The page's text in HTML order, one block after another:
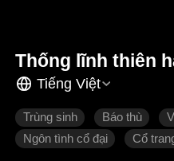
Thống lĩnh thiên
Tiếng Việt
Trùng sinh Báo thù
Ngôn tình cổ đại
Cổ